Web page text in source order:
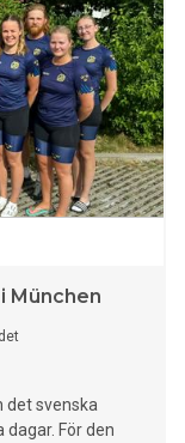
München
det svenska
För den